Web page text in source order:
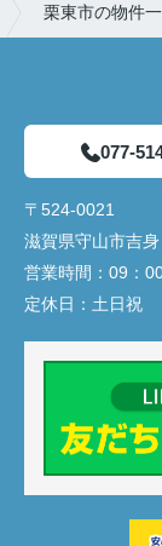
栗東市の物件
077-
〒524-0021
滋賀県守山市吉
営業時間： 09：
定休日： 土日祝